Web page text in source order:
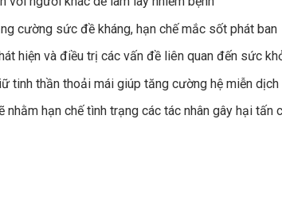
cường sức đề kháng, hạn chế mắc sốt phát ban
hiện và điều trị các vấn đề liên quan đến sức
tinh thần thoải mái giúp tăng cường hệ miễn dịch
hạn chế tình trạng các tác nhân gây hại tấn